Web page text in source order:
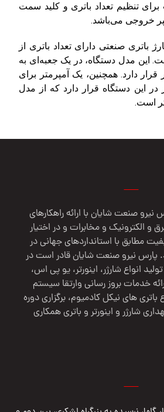
تنظیم تعداد باتری و کلید سمت
خروجی می‌باشد.
باتری صنعتی دارای تعداد باتری از
۲۴ تایی است. این مدل دستگاه، در یک جعبه‌ای به
دارد. همچنین، یک آمپرمتر برای
در این دستگاه قرار دارد که از مدل
است.
صنعت شایان با ارائه راهکارهای
و الکترونیک و مخابرات و در اختیار
مطابق با استانداردهای جهانی در
شد. پارس نیرو صنعت شایان قادر است در
انواع شارژر، اینورتر، یو پی اس،
خدمات بروز رسانی وارتقا سیستم
باتری های نیکل کادمیوم، برگزاری دوره
شارژر و اینورتر و باتری همکاری